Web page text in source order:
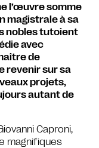
l’œuvre somme
magistrale à sa
nobles tutoient
avec
de
revenir sur sa
projets,
autant de
Caproni,
magnifiques